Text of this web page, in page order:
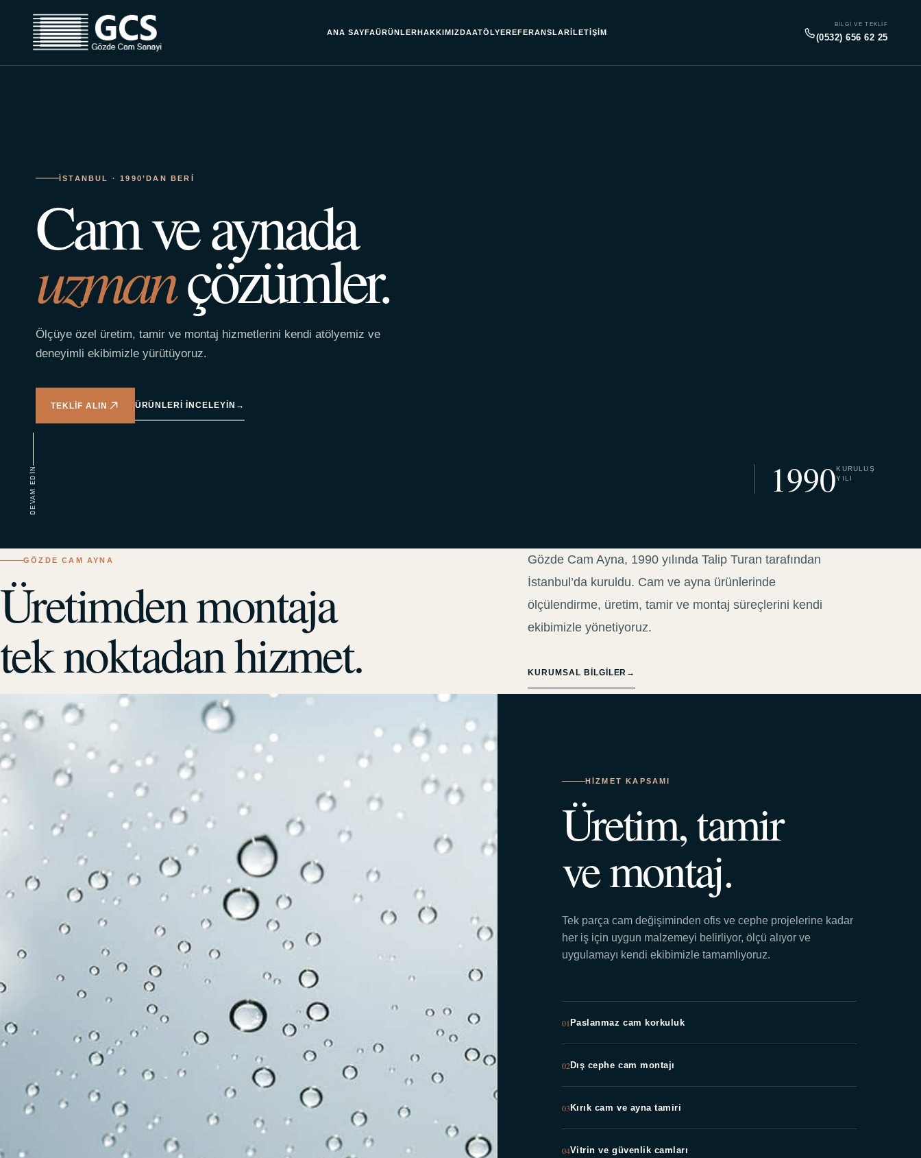
ANA SAYFAÜRÜNLERHAKKIMIZDAATÖLYEREFERANSLARİLETIŞIM
BILGI VE TEKLIF
(0532) 656 62 25
İSTANBUL · 1990’DAN BERI
Cam ve aynada
uzmançözümler.
Ölçüye özel üretim, tamir ve montaj hizmetlerini kendi atölyemiz ve
deneyimli ekibimizle yürütüyoruz.
TEKLIF ALIN ÜRÜNLERI INCELEYIN →
1990KURULUŞ
YILI
DEVAM EDIN
GÖZDE CAM AYNA
Üretimden montaja
tek noktadan hizmet.
Gözde Cam Ayna, 1990 yılında Talip Turan tarafından
İstanbul’da kuruldu. Cam ve ayna ürünlerinde
ölçülendirme, üretim, tamir ve montaj süreçlerini kendi
ekibimizle yönetiyoruz.
KURUMSAL BILGILER →
HIZMET KAPSAMI
Üretim, tamir
ve montaj.
Tek parça cam değişiminden ofis ve cephe projelerine kadar
her iş için uygun malzemeyi belirliyor, ölçü alıyor ve
uygulamayı kendi ekibimizle tamamlıyoruz.
01Paslanmaz cam korkuluk
02Dış cephe cam montajı
03Kırık cam ve ayna tamiri
04Vitrin ve güvenlik camları